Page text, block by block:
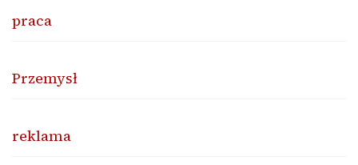
praca
Przemysł
reklama